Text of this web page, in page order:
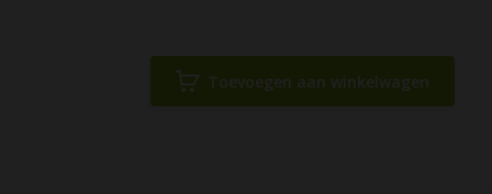
Toevoegen aan winkelwagen